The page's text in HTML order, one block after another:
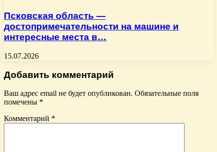
Псковская область —
достопримечательности на машине и
интересные места в…
15.07.2026
Добавить комментарий
Ваш адрес email не будет опубликован. Обязательные поля
помечены *
Комментарий *